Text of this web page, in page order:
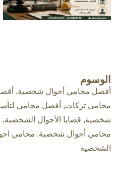
الوسوم
أفضل محامي أحوال شخصية,
محامي تركات, أفضل محامي
شخصية, قضايا الأحوال الشخصية,
محامي أحوال شخصية, محامي
الشخصية